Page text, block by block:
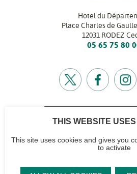
Hôtel du
Place Charles de Gaulle
12031 RODEZ
05 65 75 80
CONTACTEZ-
THIS WEBSITE
This site uses cookies and gives you
to activate